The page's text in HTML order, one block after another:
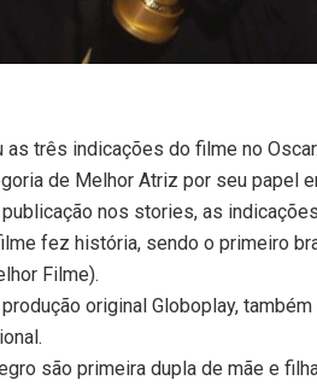
três indicações do filme no
de Melhor Atriz por seu papel
nos stories, as
fez história, sendo o primeiro
Filme).
original Globoplay,
são primeira dupla de mãe e